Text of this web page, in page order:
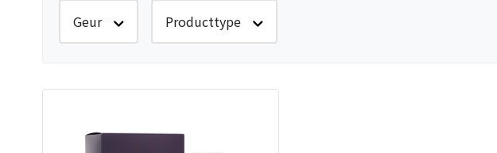
Geur Producttype